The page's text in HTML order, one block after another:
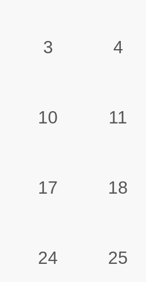
3 4
10 11
17 18
24 25